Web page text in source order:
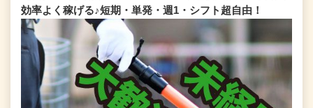
効率よく稼げる♪短期・単発・週1・シフト超自由！